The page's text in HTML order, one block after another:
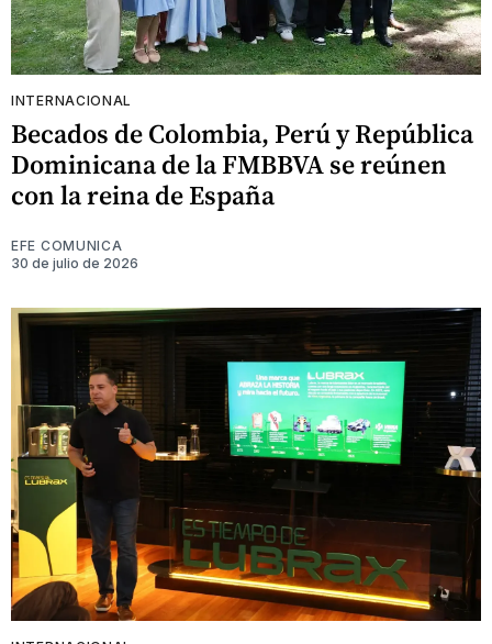
INTERNACIONAL
Becados de Colombia, Perú y República
Dominicana de la FMBBVA se reúnen
con la reina de España
EFE COMUNICA
30 de julio de 2026